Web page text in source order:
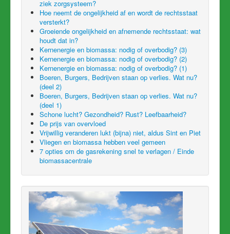
ziek zorgsysteem?
Hoe neemt de ongelijkheid af en wordt de rechtsstaat
versterkt?
Groeiende ongelijkheid en afnemende rechtsstaat: wat
houdt dat in?
Kernenergie en biomassa: nodig of overbodig? (3)
Kernenergie en biomassa: nodig of overbodig? (2)
Kernenergie en biomassa: nodig of overbodig? (1)
Boeren, Burgers, Bedrijven staan op verlies. Wat nu?
(deel 2)
Boeren, Burgers, Bedrijven staan op verlies. Wat nu?
(deel 1)
Schone lucht? Gezondheid? Rust? Leefbaarheid?
De prijs van overvloed
Vrijwillig veranderen lukt (bijna) niet, aldus Sint en Piet
Vliegen en biomassa hebben veel gemeen
7 opties om de gasrekening snel te verlagen / Einde
biomassacentrale